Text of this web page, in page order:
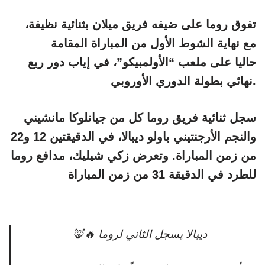
تفوق روما على ضيفه فريق ميلان بثنائية نظيفة،
مع نهاية الشوط الأول من المباراة المقامة
حاليا على ملعب “الأولمبيكو”، في إياب دور ربع
نهائي بطولة الدوري الأوروبي.
سجل ثنائية فريق روما كل من جيانلوكا مانشيني
والنجم الأرجنتيني باولو ديبالا، في الدقيقتين 12 و22
من زمن المباراة. وتعرض زكي شيليك، مدافع روما
للطرد في الدقيقة 31 من زمن المباراة
ديبالا يسجل الثاني لروما 🔥🦊